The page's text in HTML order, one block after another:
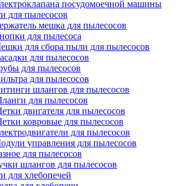
посудомоечной машины
для пылесосов
мешка для пылесосов
для пылесоса
для сбора пыли для пылесосов
для пылесосов
для пылесосов
для пылесосов
шлангов для пылесосов
для пылесосов
двигателя для пылесосов
ковровые для пылесосов
для пылесосов
управления для пылесосов
для пылесосов
шлангов для пылесосов
для хлебопечей